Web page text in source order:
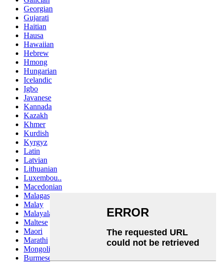
Georgian
Gujarati
Haitian
Hausa
Hawaiian
Hebrew
Hmong
Hungarian
Icelandic
Igbo
Javanese
Kannada
Kazakh
Khmer
Kurdish
Kyrgyz
Latin
Latvian
Lithuanian
Luxembou..
Macedonian
Malagasy
Malay
Malayalam
Maltese
Maori
Marathi
Mongolian
Burmese